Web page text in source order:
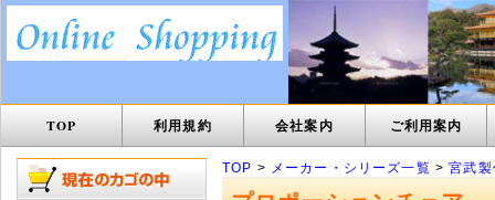
TOP 利用規約 会社案内 ご利用案内
TOP > メーカー・シリーズ一覧 >宮武製